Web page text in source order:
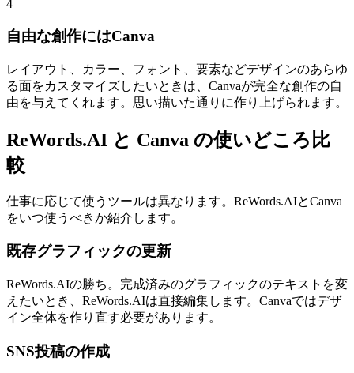
4
自由な創作にはCanva
レイアウト、カラー、フォント、要素などデザインのあらゆ
る面をカスタマイズしたいときは、Canvaが完全な創作の自
由を与えてくれます。思い描いた通りに作り上げられます。
ReWords.AI と Canva の使いどころ比
較
仕事に応じて使うツールは異なります。ReWords.AIとCanva
をいつ使うべきか紹介します。
既存グラフィックの更新
ReWords.AIの勝ち。完成済みのグラフィックのテキストを変
えたいとき、ReWords.AIは直接編集します。Canvaではデザ
イン全体を作り直す必要があります。
SNS投稿の作成